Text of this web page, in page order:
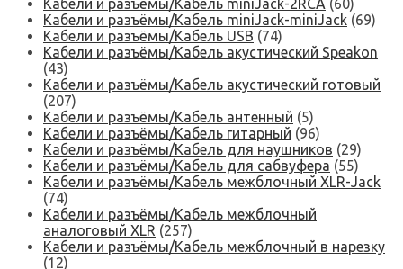
Кабели и разъёмы/Кабель miniJack-2RCA (60)
Кабели и разъёмы/Кабель miniJack-miniJack (69)
Кабели и разъёмы/Кабель USB (74)
Кабели и разъёмы/Кабель акустический Speakon
(43)
Кабели и разъёмы/Кабель акустический готовый
(207)
Кабели и разъёмы/Кабель антенный (5)
Кабели и разъёмы/Кабель гитарный (96)
Кабели и разъёмы/Кабель для наушников (29)
Кабели и разъёмы/Кабель для сабвуфера (55)
Кабели и разъёмы/Кабель межблочный XLR-Jack
(74)
Кабели и разъёмы/Кабель межблочный
аналоговый XLR (257)
Кабели и разъёмы/Кабель межблочный в нарезку
(12)